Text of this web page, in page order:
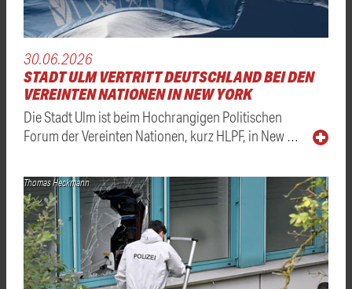
30.06.2026
STADT ULM VERTRITT DEUTSCHLAND BEI DEN
VEREINTEN NATIONEN IN NEW YORK
Die Stadt Ulm ist beim Hochrangigen Politischen
Forum der Vereinten Nationen, kurz HLPF, in New …
Thomas Heckmann